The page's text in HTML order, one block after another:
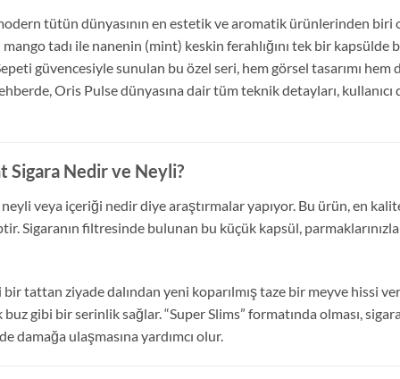
tütün dünyasının en estetik ve aromatik ürünlerinden biri
tadı ile nanenin (mint) keskin ferahlığını tek bir
güvencesiyle sunulan bu özel seri, hem görsel tasarımı hem
Oris Pulse dünyasına dair tüm teknik detayları, kullanıcı
Sigara Nedir ve Neyli?
veya içeriği nedir diye araştırmalar yapıyor. Bu ürün, en
Sigaranın filtresinde bulunan bu küçük kapsül,
tattan ziyade dalından yeni koparılmış taze bir meyve hissi
buz gibi bir serinlik sağlar. “Super Slims” formatında olması,
damağa ulaşmasına yardımcı olur.